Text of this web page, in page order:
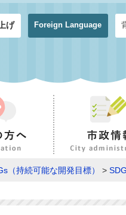
げ Foreign Language
（持続可能な開発目標） >